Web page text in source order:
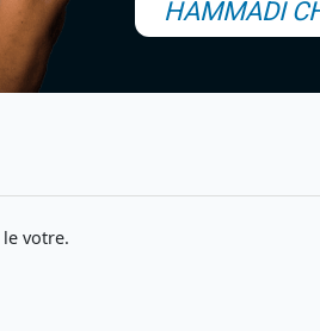
HAMMADI
votre.